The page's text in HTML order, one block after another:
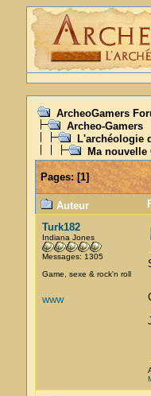
ArcheoGamers
Archeo-Gamers
L'archéologie
Ma
Pages:[1]
Auteur
Turk182
Indiana Jones
Messages: 1305
Game, sexe & rock'n roll
WWW